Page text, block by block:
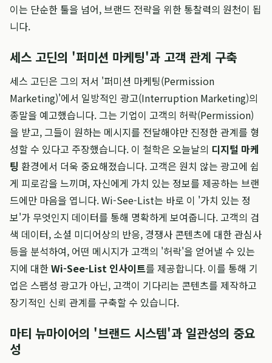
이는 단순한 툴을 넘어, 브랜드 전략을 위한 통찰력의 원천이 됩
니다.
세스 고딘의 '퍼미션 마케팅'과 고객 관계 구축
세스 고딘은 그의 저서 '퍼미션 마케팅(Permission
Marketing)'에서 일방적인 광고(Interruption Marketing)의
종말을 예고했습니다. 그는 기업이 고객의 허락(Permission)
을 받고, 그들이 원하는 메시지를 전달해야만 진정한 관계를 형
성할 수 있다고 주장했습니다. 이 철학은 오늘날의 디지털 마케
팅 환경에서 더욱 중요해졌습니다. 고객은 원치 않는 광고에 쉽
게 피로감을 느끼며, 자신에게 가치 있는 정보를 제공하는 브랜
드에만 마음을 엽니다. Wi-See-List는 바로 이 '가치 있는 정
보'가 무엇인지 데이터를 통해 명확하게 보여줍니다. 고객의 검
색 데이터, 소셜 미디어상의 반응, 경쟁사 콘텐츠에 대한 관심사
등을 분석하여, 어떤 메시지가 고객의 '허락'을 얻어낼 수 있는
지에 대한Wi-See-List 인사이트를 제공합니다. 이를 통해 기
업은 스팸성 광고가 아닌, 고객이 기다리는 콘텐츠를 제작하고
장기적인 신뢰 관계를 구축할 수 있습니다.
마티 뉴마이어의 '브랜드 시스템'과 일관성의 중요
성